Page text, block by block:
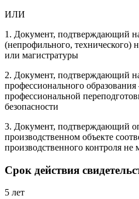
ИЛИ
1. Документ, подтверждающий
(непрофильного, технического)
или магистратуры
2. Документ, подтверждающий
профессионального
профессиональной
безопасности
3. Документ, подтверждающий
производственном объекте
производственного контроля не
Срок действия
5 лет